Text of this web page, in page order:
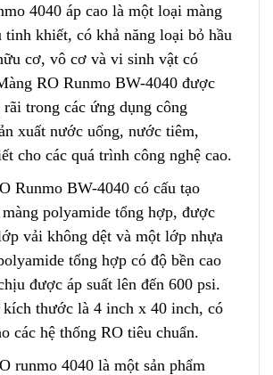
4040 áp cao là một loại màng
tinh khiết, có khả năng loại bỏ hầu
cơ, vô cơ và vi sinh vật có
RO Runmo BW-4040 được
rãi trong các ứng dụng công
xuất nước uống, nước tiêm,
cho các quá trình công nghệ cao.
Runmo BW-4040 có cấu tạo
polyamide tổng hợp, được
vải không dệt và một lớp nhựa
tổng hợp có độ bền cao
được áp suất lên đến 600 psi.
kích thước là 4 inch x 40 inch, có
các hệ thống RO tiêu chuẩn.
runmo 4040 là một sản phẩm